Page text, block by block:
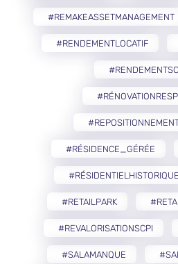
#REMAKEASSETMANAGEMENT
#RENDEMENTLOCATIF
#RÉSIDENCE_GÉRÉE
#RÉSIDENTIELHISTORIQUE
#RETAILPARK
#REVALORISATIONSCPI
#SALAMANQUE